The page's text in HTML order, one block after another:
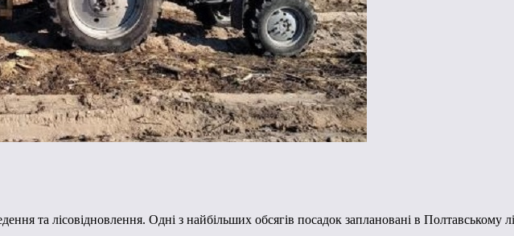
та лісовідновлення. Одні з найбільших обсягів посадок заплановані в Полтавському